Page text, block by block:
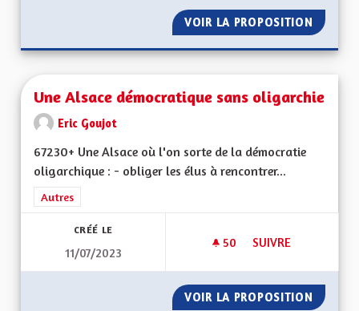
VOIR LA PROPOSITION UNE
Une Alsace démocratique sans oligarchie
Eric Goujot
67230+ Une Alsace où l'on sorte de la démocratie
oligarchique : - obliger les élus à rencontrer...
Filtrer les résultats de la catégorie : Autres
Autres
CRÉÉ LE
11/07/2023
50 50 ABONNÉS
SUIVRE
VOIR LA PROPOSITION UNE